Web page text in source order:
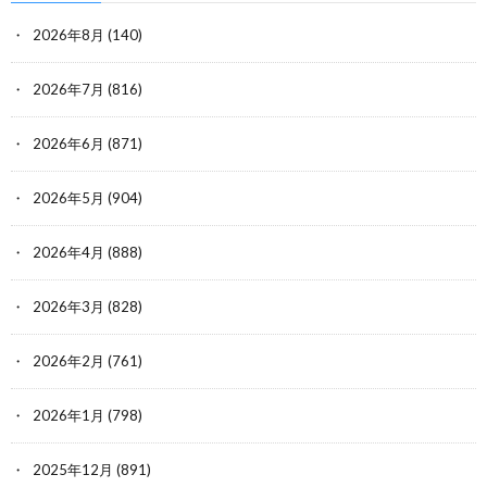
2026年8月 (140)
2026年7月 (816)
2026年6月 (871)
2026年5月 (904)
2026年4月 (888)
2026年3月 (828)
2026年2月 (761)
2026年1月 (798)
2025年12月 (891)